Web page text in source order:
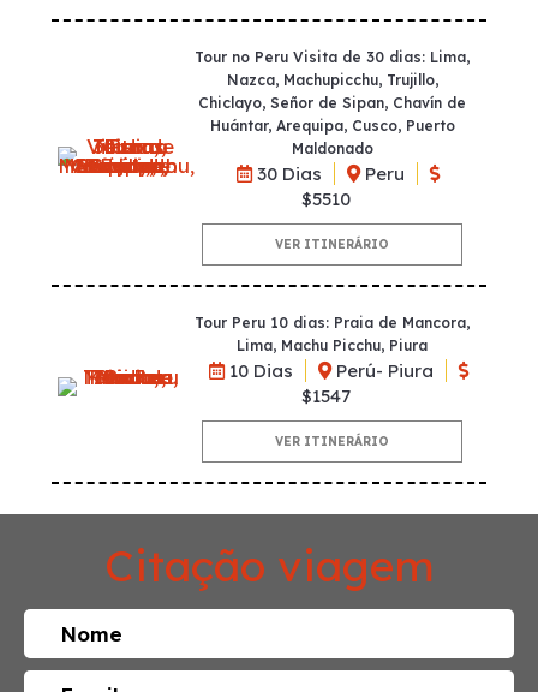
Tour no Peru Visita de 30 dias: Lima,
Nazca, Machupicchu, Trujillo,
Chiclayo, Señor de Sipan, Chavín de
Huántar, Arequipa, Cusco, Puerto
Maldonado
30 Dias
Peru
$5510
VER ITINERÁRIO
Tour Peru 10 dias: Praia de Mancora,
Lima, Machu Picchu, Piura
10 Dias
Perú- Piura
$1547
VER ITINERÁRIO
Citação viagem